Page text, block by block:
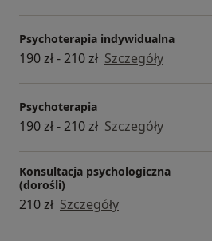
Psychoterapia indywidualna
190 zł - 210 zł Szczegóły
Psychoterapia
190 zł - 210 zł Szczegóły
Konsultacja psychologiczna
(dorośli)
210 zł Szczegóły